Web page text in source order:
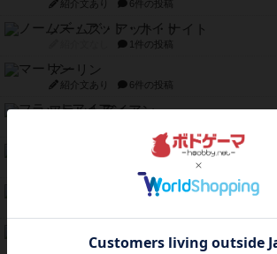
紹介文あり 6件の投稿
ノームズ・アット・ナイト
1件の投稿
マーリン
紹介文あり 6件の投稿
フラットアイアン
トランスオリエント・エクスプレス
アンブッシュ！：ムーブアウト！
紹介文なし 2件の投稿